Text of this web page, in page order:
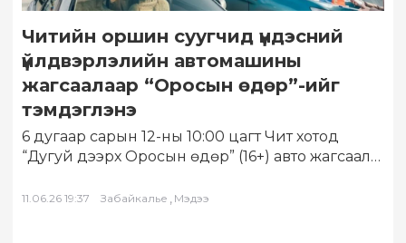
Читийн оршин суугчид үндэсний
үйлдвэрлэлийн автомашины
жагсаалаар “Оросын өдөр”-ийг
тэмдэглэнэ
6 дугаар сарын 12-ны 10:00 цагт Чит хотод
“Дугуй дээрх Оросын өдөр” (16+) авто жагсаал
11.06.26 19:37 Забайкалье , Мэдээ